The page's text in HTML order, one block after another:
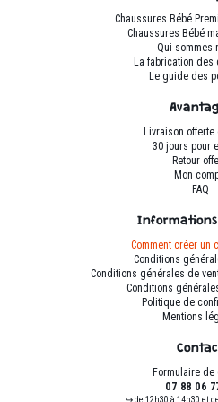
choisies
sur
la
page
du
produit
Chaussures Bébé
Chaussures Bébé
Qui sommes-
La fabrication des
Le guide des
Livraison
30 jours pour
Retour
Mon
FAQ
Informations
Comment créer un
Conditions
Conditions générales de
Conditions
Politique de
Mentions
Formulaire de
07 88 06
↪ de 12h30 à 14h30 et